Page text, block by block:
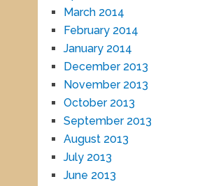
March 2014
February 2014
January 2014
December 2013
November 2013
October 2013
September 2013
August 2013
July 2013
June 2013